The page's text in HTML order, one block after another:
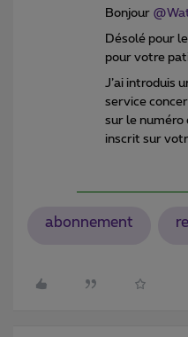
Bonjour
Désolé pour
pour votre
J’ai introduis
service
sur le numéro
inscrit sur
abonnement